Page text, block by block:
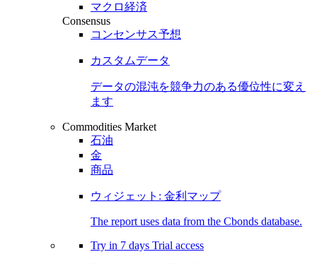
マクロ経済
Consensus
コンセンサス予想
カスタムデータ
データの混沌を競争力のある優位性に変え
ます
Commodities Market
石油
金
商品
ウィジェット: 金利マップ
The report uses data from the Cbonds database.
Try in 7 days Trial access